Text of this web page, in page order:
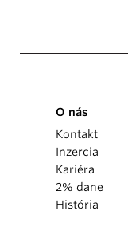
O nás
Kontakt
Inzercia
Kariéra
2% dane
História